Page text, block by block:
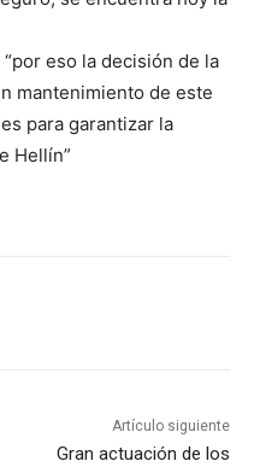
eso la decisión de la
mantenimiento de este
para garantizar la
Hellín”
Artículo siguiente
Gran actuación de los